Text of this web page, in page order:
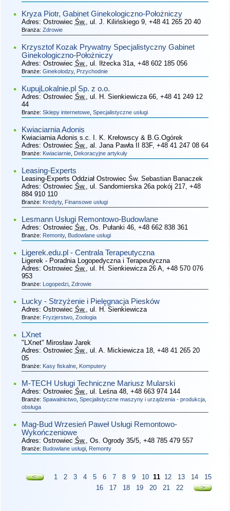
Kryza Piotr, Gabinet Ginekologiczno-Położniczy
Adres: Ostrowiec Św. , ul. J. Kilińskiego 9, +48 41 265 20 40
Branża: Zdrowie
Krzysztof Kozak Prywatny Specjalistyczny Gabinet
Ginekologiczno-Położniczy
Adres: Ostrowiec Św. , ul. Iłżecka 31a, +48 602 185 056
Branże: Ginekolodzy, Przychodnie
KupujLokalnie.pl Sp. z o.o.
Adres: Ostrowiec Św. , ul. H. Sienkiewicza 66, +48 41 249 12
44
Branże: Sklepy internetowe, Specjalistyczne usługi
Kwiaciarnia Adonis
Kwiaciarnia Adonis s.c. I. K. Krełowscy & B.G.Ogórek
Adres: Ostrowiec Św. , al. Jana Pawła II 83F, +48 41 247 08 64
Branże: Kwiaciarnie, Dekoracyjne artykuły
Leasing-Experts
Leasing-Experts Oddział Ostrowiec Św. Sebastian Banaczek
Adres: Ostrowiec Św. , ul. Sandomierska 26a pokój 217, +48
884 910 110
Branże: Kredyty, Finansowe usługi
Lesmann Usługi Remontowo-Budowlane
Adres: Ostrowiec Św. , Os. Pułanki 46, +48 662 838 361
Branże: Remonty, Budowlane usługi
Ligerek.edu.pl - Centrala Terapeutyczna
Ligerek - Poradnia Logopedyczna i Terapeutyczna
Adres: Ostrowiec Św. , ul. H. Sienkiewicza 26 A, +48 570 076
953
Branże: Logopedzi, Zdrowie
Lucky - Strzyżenie i Pielęgnacja Piesków
Adres: Ostrowiec Św. , ul. H. Sienkiewicza
Branże: Fryzjerstwo, Zoologia
LXnet
"LXnet" Mirosław Jarek
Adres: Ostrowiec Św. , ul. A. Mickiewicza 18, +48 41 265 20
05
Branże: Kasy fiskalne, Komputery
M-TECH Usługi Techniczne Mariusz Mularski
Adres: Ostrowiec Św. , ul. Leśna 48, +48 663 974 144
Branże: Spawalnictwo, Specjalistyczne maszyny i urządzenia - produkcja,
obsługa
Mag-Bud Wrzesień Paweł Usługi Remontowo-
Wykończeniowe
Adres: Ostrowiec Św. , Os. Ogrody 35/5, +48 785 479 557
Branże: Budowlane usługi, Remonty
1 2 3 4 5 6 7 8 9 10 11 12 13 14
15
16
17 18 19 20 21 22